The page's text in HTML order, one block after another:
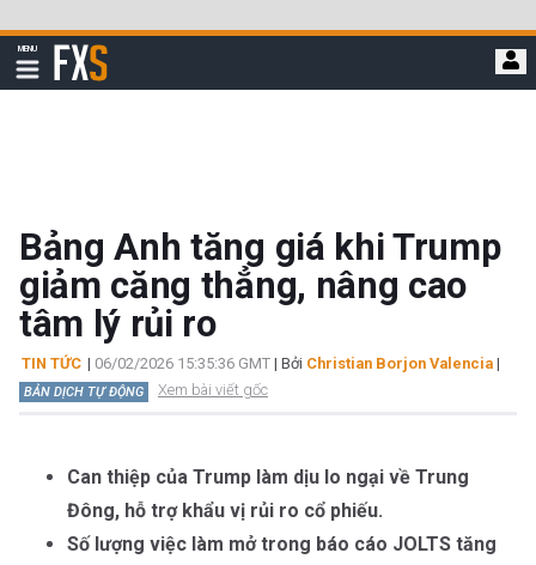
qua
đi
MENU
Hiển
thị
FXStreet
Bảng Anh tăng giá khi Trump
giảm căng thẳng, nâng cao
tâm lý rủi ro
TIN TỨC | 06/02/2026 15:35:36 GMT | Bởi Christian Borjon Valencia |
BẢN DỊCH TỰ ĐỘNG Xem bài viết gốc
Can thiệp của Trump làm dịu lo ngại về Trung
Đông, hỗ trợ khẩu vị rủi ro cổ phiếu.
Số lượng việc làm mở trong báo cáo JOLTS tăng